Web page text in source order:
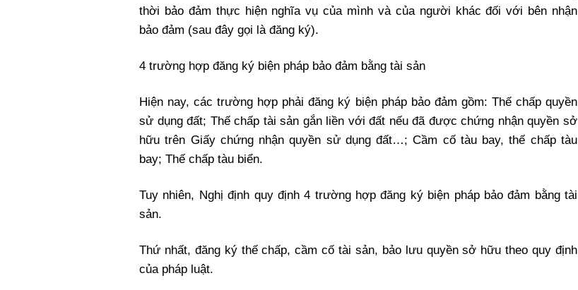
thời bảo đảm thực hiện nghĩa vụ của mình và của người khác đối với bên nhận
bảo đảm (sau đây gọi là đăng ký).
4 trường hợp đăng ký biện pháp bảo đảm bằng tài sản
Hiện nay, các trường hợp phải đăng ký biện pháp bảo đảm gồm: Thế chấp quyền
sử dụng đất; Thế chấp tài sản gắn liền với đất nếu đã được chứng nhận quyền sở
hữu trên Giấy chứng nhận quyền sử dụng đất…; Cầm cố tàu bay, thế chấp tàu
bay; Thế chấp tàu biển.
Tuy nhiên, Nghị định quy định 4 trường hợp đăng ký biện pháp bảo đảm bằng tài
sản.
Thứ nhất, đăng ký thế chấp, cầm cố tài sản, bảo lưu quyền sở hữu theo quy định
của pháp luật.